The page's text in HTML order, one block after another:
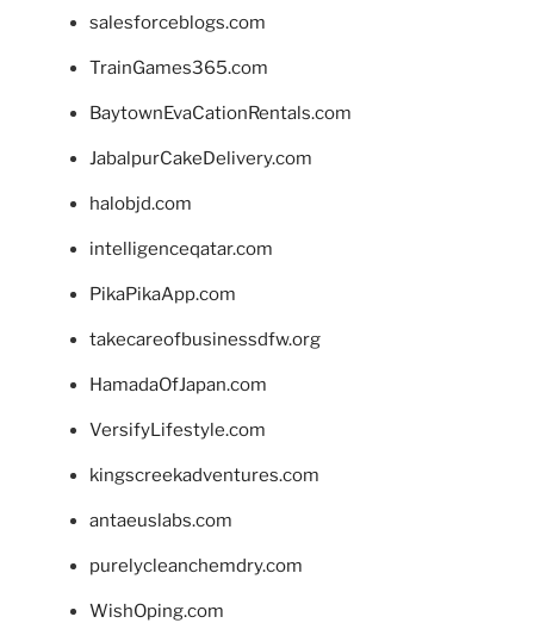
salesforceblogs.com
TrainGames365.com
BaytownEvaCationRentals.com
JabalpurCakeDelivery.com
halobjd.com
intelligenceqatar.com
PikaPikaApp.com
takecareofbusinessdfw.org
HamadaOfJapan.com
VersifyLifestyle.com
kingscreekadventures.com
antaeuslabs.com
purelycleanchemdry.com
WishOping.com